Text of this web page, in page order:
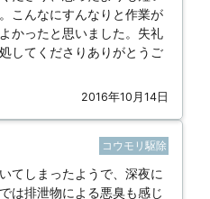
こんなにすんなりと作業が
かったと思いました。失礼
してくださりありがとうご
2016年10月14日
コウモリ駆除
てしまったようで、深夜に
は排泄物による悪臭も感じ